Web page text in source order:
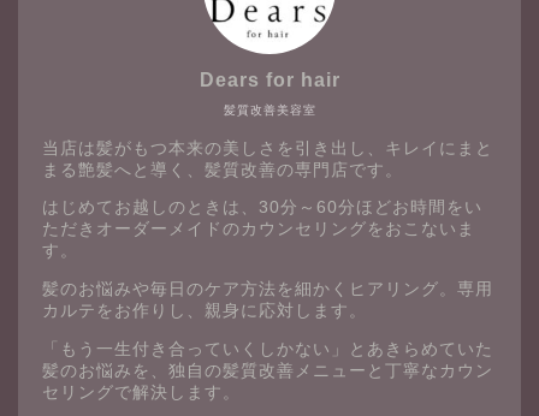
髪質改善美容室
Dears for hair
当店は髪がもつ本来の美しさを引き出し、キレイにまと
まる艶髪へと導く、髪質改善の専門店です。
はじめてお越しのときは、30分～60分ほどお時間をい
ただきオーダーメイドのカウンセリングをおこないま
す。
髪のお悩みや毎日のケア方法を細かくヒアリング。専用
カルテをお作りし、親身に応対します。
「もう一生付き合っていくしかない」とあきらめていた
髪のお悩みを、独自の髪質改善メニューと丁寧なカウン
セリングで解決します。